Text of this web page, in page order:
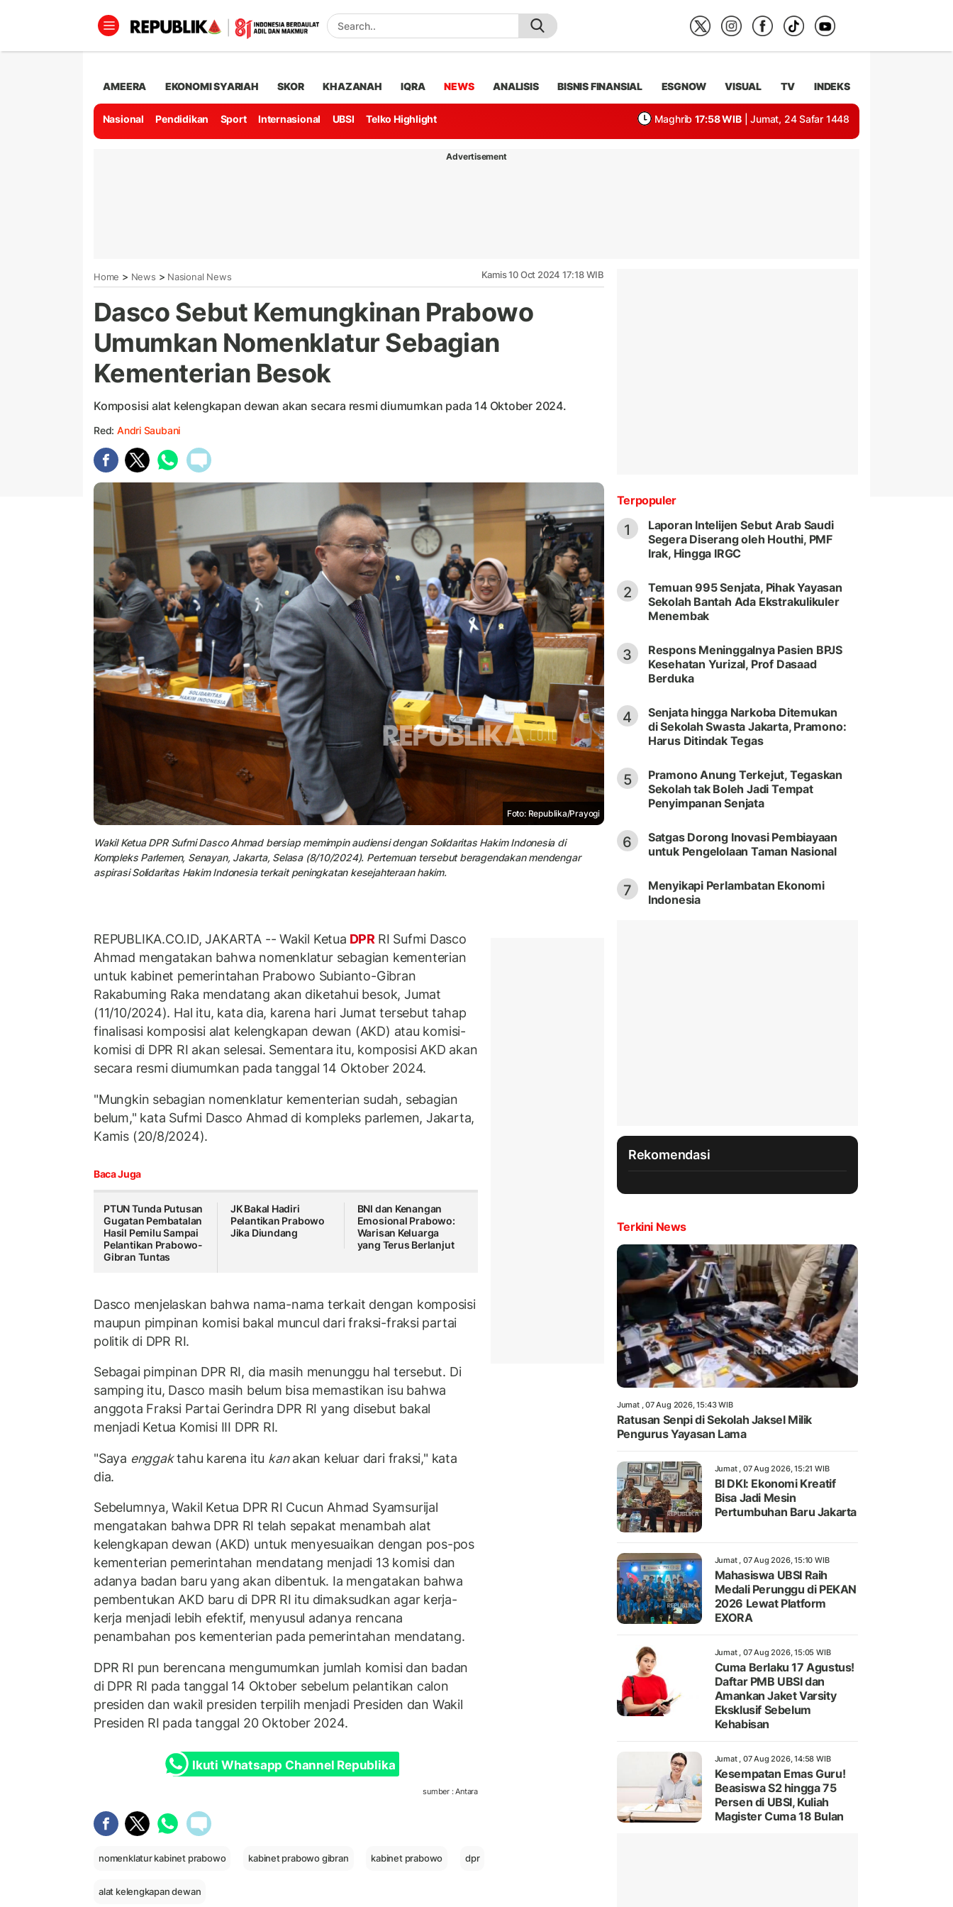
AMEERA EKONOMI SYARIAH SKOR KHAZANAH IQRA NEWS ANALISIS BISNIS FINANSIAL ESGNOW VISUAL TV INDEKS
Nasional Pendidikan Sport Internasional UBSI Telko Highlight Maghrib 17:58 WIB | Jumat, 24 Safar 1448
Advertisement
Home > News > Nasional News Kamis 10 Oct 2024 17:18 WIB
Dasco Sebut Kemungkinan Prabowo
Umumkan Nomenklatur Sebagian
Kementerian Besok
Komposisi alat kelengkapan dewan akan secara resmi diumumkan pada 14 Oktober 2024.
Red: Andri Saubani
Foto: Republika/Prayogi
Wakil Ketua DPR Sufmi Dasco Ahmad bersiap memimpin audiensi dengan Solidaritas Hakim Indonesia di
Kompleks Parlemen, Senayan, Jakarta, Selasa (8/10/2024). Pertemuan tersebut beragendakan mendengar
aspirasi Solidaritas Hakim Indonesia terkait peningkatan kesejahteraan hakim.
REPUBLIKA.CO.ID, JAKARTA -- Wakil Ketua DPR RI Sufmi Dasco
Ahmad mengatakan bahwa nomenklatur sebagian kementerian
untuk kabinet pemerintahan Prabowo Subianto-Gibran
Rakabuming Raka mendatang akan diketahui besok, Jumat
(11/10/2024). Hal itu, kata dia, karena hari Jumat tersebut tahap
finalisasi komposisi alat kelengkapan dewan (AKD) atau komisi-
komisi di DPR RI akan selesai. Sementara itu, komposisi AKD akan
secara resmi diumumkan pada tanggal 14 Oktober 2024.
"Mungkin sebagian nomenklatur kementerian sudah, sebagian
belum," kata Sufmi Dasco Ahmad di kompleks parlemen, Jakarta,
Kamis (20/8/2024).
Baca Juga
PTUN Tunda Putusan
Gugatan Pembatalan
Hasil Pemilu Sampai
Pelantikan Prabowo-
Gibran Tuntas
JK Bakal Hadiri
Pelantikan Prabowo
Jika Diundang
BNI dan Kenangan
Emosional Prabowo:
Warisan Keluarga
yang Terus Berlanjut
Dasco menjelaskan bahwa nama-nama terkait dengan komposisi
maupun pimpinan komisi bakal muncul dari fraksi-fraksi partai
politik di DPR RI.
Sebagai pimpinan DPR RI, dia masih menunggu hal tersebut. Di
samping itu, Dasco masih belum bisa memastikan isu bahwa
anggota Fraksi Partai Gerindra DPR RI yang disebut bakal
menjadi Ketua Komisi III DPR RI.
"Saya enggaktahu karena itu kanakan keluar dari fraksi," kata
dia.
Sebelumnya, Wakil Ketua DPR RI Cucun Ahmad Syamsurijal
mengatakan bahwa DPR RI telah sepakat menambah alat
kelengkapan dewan (AKD) untuk menyesuaikan dengan pos-pos
kementerian pemerintahan mendatang menjadi 13 komisi dan
adanya badan baru yang akan dibentuk. Ia mengatakan bahwa
pembentukan AKD baru di DPR RI itu dimaksudkan agar kerja-
kerja menjadi lebih efektif, menyusul adanya rencana
penambahan pos kementerian pada pemerintahan mendatang.
DPR RI pun berencana mengumumkan jumlah komisi dan badan
di DPR RI pada tanggal 14 Oktober sebelum pelantikan calon
presiden dan wakil presiden terpilih menjadi Presiden dan Wakil
Presiden RI pada tanggal 20 Oktober 2024.
Ikuti Whatsapp Channel Republika
sumber : Antara
nomenklatur kabinet prabowo kabinet prabowo gibran kabinet prabowo dpr
alat kelengkapan dewan
Terpopuler
1
Laporan Intelijen Sebut Arab Saudi
Segera Diserang oleh Houthi, PMF
Irak, Hingga IRGC
2
Temuan 995 Senjata, Pihak Yayasan
Sekolah Bantah Ada Ekstrakulikuler
Menembak
3
Respons Meninggalnya Pasien BPJS
Kesehatan Yurizal, Prof Dasaad
Berduka
4
Senjata hingga Narkoba Ditemukan
di Sekolah Swasta Jakarta, Pramono:
Harus Ditindak Tegas
5
Pramono Anung Terkejut, Tegaskan
Sekolah tak Boleh Jadi Tempat
Penyimpanan Senjata
6
Satgas Dorong Inovasi Pembiayaan
untuk Pengelolaan Taman Nasional
7
Menyikapi Perlambatan Ekonomi
Indonesia
Rekomendasi
Terkini News
Jumat , 07 Aug 2026, 15:43 WIB
Ratusan Senpi di Sekolah Jaksel Milik
Pengurus Yayasan Lama
Jumat , 07 Aug 2026, 15:21 WIB
BI DKI: Ekonomi Kreatif
Bisa Jadi Mesin
Pertumbuhan Baru Jakarta
Jumat , 07 Aug 2026, 15:10 WIB
Mahasiswa UBSI Raih
Medali Perunggu di PEKAN
2026 Lewat Platform
EXORA
Jumat , 07 Aug 2026, 15:05 WIB
Cuma Berlaku 17 Agustus!
Daftar PMB UBSI dan
Amankan Jaket Varsity
Eksklusif Sebelum
Kehabisan
Jumat , 07 Aug 2026, 14:58 WIB
Kesempatan Emas Guru!
Beasiswa S2 hingga 75
Persen di UBSI, Kuliah
Magister Cuma 18 Bulan